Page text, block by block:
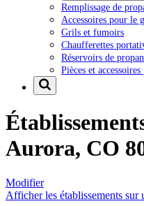
Remplissage de
Accessoires pour le
Grils et fumoirs
Chaufferettes
Réservoirs de
Pièces et
Aurora, CO
Modifier
Afficher les établissements sur